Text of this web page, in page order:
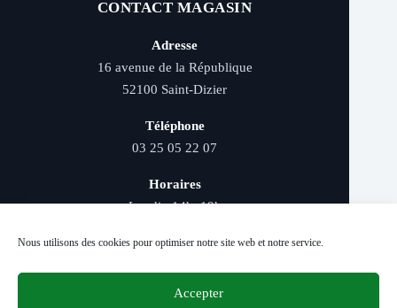
Nous utilisons des cookies pour optimiser notre site web et notre service.
Accepter
CONTACT MAGASIN
Adresse
16 avenue de la République
52100 Saint-Dizier
Téléphone
03 25 05 22 07
Horaires
Lundi : 14h–19h